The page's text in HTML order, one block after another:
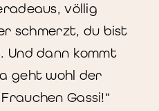
völlig
schmerzt, du bist
dann kommt
geht wohl der
Gassi!“